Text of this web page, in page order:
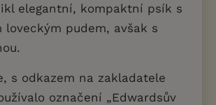
elegantní, kompaktní psík s
loveckým pudem, avšak s
s odkazem na zakladatele
označení „Edwardsův